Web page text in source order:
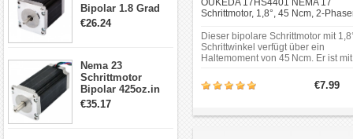
Bipolar 1.8 Grad
1.9Nm 3A 3.36V 4
€26.24
Nema 23
Schrittmotor
Bipolar 425oz.in
4.2A 57x57x114mm
€35.17
Sie, ob der Motor mit Ihrem
kompatibel ist. Die meisten
Hybrid-Schrittmotoren
Step/Dir-Schnittstelle
OUKEDA 17HS4401 NEMA 17
Schrittmotor, 1,8°, 45 Ncm, 2-
Dieser bipolare Schrittmotor mit
Schrittwinkel verfügt über ein
Haltemoment von 45 Ncm. Er ist mit
ausgestattet und eignet sich für den
Einsatz in Bereichen wie 3D-Druck,
Robotik.
€7.99